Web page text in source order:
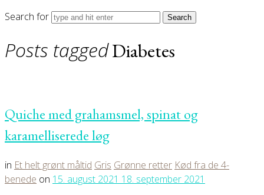
Search for
Posts taggedDiabetes
Quiche med grahamsmel, spinat og
karamelliserede løg
in Et helt grønt måltid Gris Grønne retter Kød fra de 4-
benede on 15. august 2021 18. september 2021